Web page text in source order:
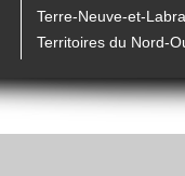
Terre-Neuve-et-
Territoires du Nord-